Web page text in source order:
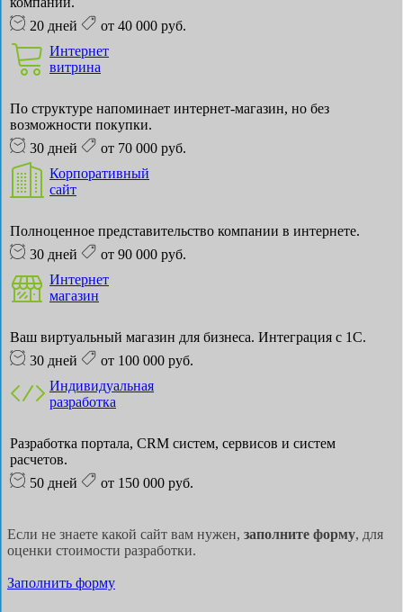
20 дней
от 40 000 руб.
Интернет
витрина
По структуре напоминает интернет-магазин, но без
возможности покупки.
30 дней
от 70 000 руб.
Корпоративный
сайт
Полноценное представительство компании в интернете.
30 дней
от 90 000 руб.
Интернет
магазин
Ваш виртуальный магазин для бизнеса. Интеграция с 1С.
30 дней
от 100 000 руб.
Индивидуальная
разработка
Разработка портала, CRM систем, сервисов и систем
расчетов.
50 дней
от 150 000 руб.
Если не знаете какой сайт вам нужен, заполните форму, для
оценки стоимости разработки.
Заполнить форму